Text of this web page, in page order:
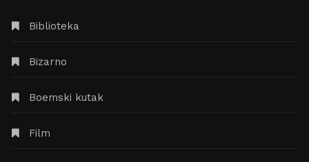
Biblioteka
Bizarno
Boemski kutak
Film